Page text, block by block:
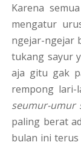
Karena
mengatur
ngejar-ngejar
tukang sayur
aja gitu gak
rempong lari-
seumur-umur
paling berat
bulan ini